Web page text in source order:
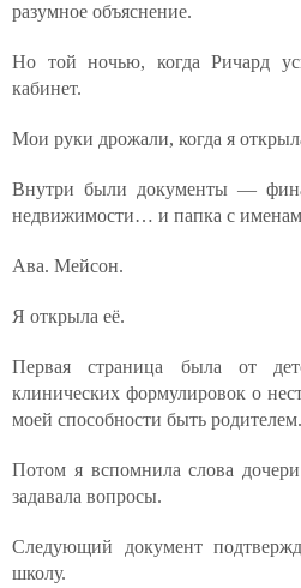
разумное объяснение.
Но той ночью, когда Ричард
кабинет.
Мои руки дрожали, когда я
Внутри были документы —
недвижимости… и папка с
Ава. Мейсон.
Я открыла её.
Первая страница была от
клинических формулировок о
моей способности быть родителем.
Потом я вспомнила слова
задавала вопросы.
Следующий документ
школу.